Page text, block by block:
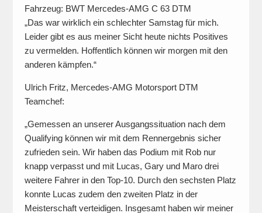
Fahrzeug: BWT Mercedes-AMG C 63 DTM
„Das war wirklich ein schlechter Samstag für mich.
Leider gibt es aus meiner Sicht heute nichts Positives
zu vermelden. Hoffentlich können wir morgen mit den
anderen kämpfen.“
Ulrich Fritz, Mercedes-AMG Motorsport DTM
Teamchef:
„Gemessen an unserer Ausgangssituation nach dem
Qualifying können wir mit dem Rennergebnis sicher
zufrieden sein. Wir haben das Podium mit Rob nur
knapp verpasst und mit Lucas, Gary und Maro drei
weitere Fahrer in den Top-10. Durch den sechsten Platz
konnte Lucas zudem den zweiten Platz in der
Meisterschaft verteidigen. Insgesamt haben wir meiner